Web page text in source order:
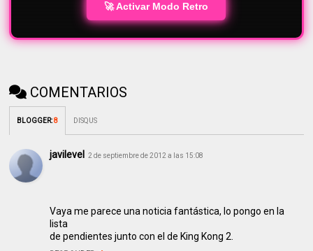
🚀 Activar Modo Retro
COMENTARIOS
BLOGGER:8 DISQUS
javilevel 2 de septiembre de 2012 a las 15:08
Vaya me parece una noticia fantástica, lo pongo en la
lista
de pendientes junto con el de King Kong 2.